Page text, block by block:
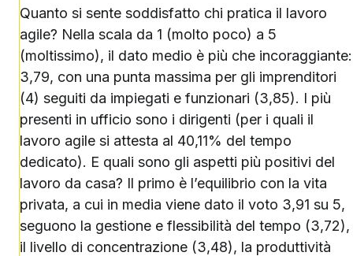
Quanto si sente soddisfatto chi pratica il lavoro
agile? Nella scala da 1 (molto poco) a 5
(moltissimo), il dato medio è più che incoraggiante:
3,79, con una punta massima per gli imprenditori
(4) seguiti da impiegati e funzionari (3,85). I più
presenti in ufficio sono i dirigenti (per i quali il
lavoro agile si attesta al 40,11% del tempo
dedicato). E quali sono gli aspetti più positivi del
lavoro da casa? Il primo è l’equilibrio con la vita
privata, a cui in media viene dato il voto 3,91 su 5,
seguono la gestione e flessibilità del tempo (3,72),
il livello di concentrazione (3,48), la produttività